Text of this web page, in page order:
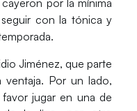
por la mínima
con la tónica y
Jiménez, que parte
Por un lado,
jugar en una de